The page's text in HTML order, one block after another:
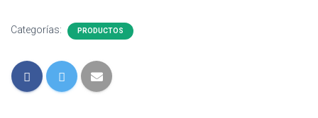
Categorías: PRODUCTOS